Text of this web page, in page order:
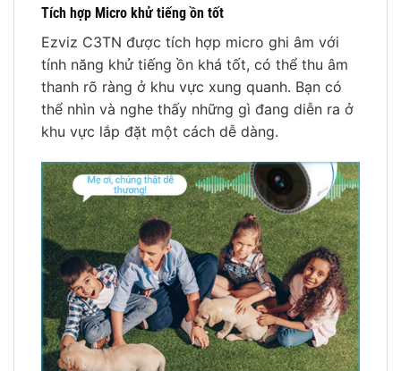
Tích hợp Micro khử tiếng ồn tốt
Ezviz C3TN được tích hợp micro ghi âm với
tính năng khử tiếng ồn khá tốt, có thể thu âm
thanh rõ ràng ở khu vực xung quanh. Bạn có
thể nhìn và nghe thấy những gì đang diễn ra ở
khu vực lắp đặt một cách dễ dàng.